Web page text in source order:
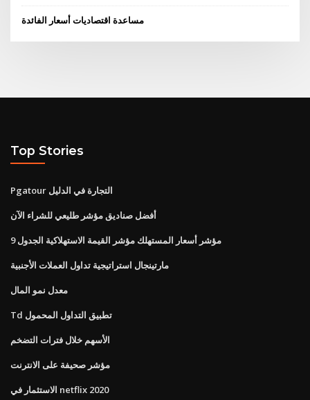
مساعدة اقتصاديات أسعار الفائدة
Top Stories
Pgatour التجارة في الدليل
أفضل صناديق مؤشر طليعي للشراء الآن
مؤشر أسعار المستهلك مؤشر القيمة الاستهلاكية الجدول 9
مارتينجال استراتيجية تداول العملات الأجنبية
معدل نمو المال
Td تطبيق التداول المحمول
الأسهم خلال فترات التضخم
مؤشر صحيفة على الانترنت
الاستثمار في netflix 2020